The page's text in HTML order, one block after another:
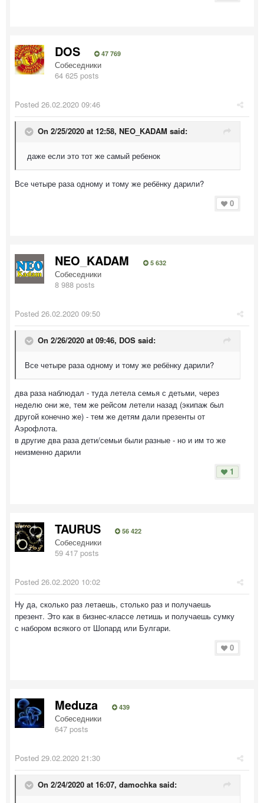
DOS 47 769
Собеседники
64 625 posts
Posted 26.02.2020 09:46
On 2/25/2020 at 12:58, NEO_KADAM said:
даже если это тот же самый ребенок
Все четыре раза одному и тому же ребёнку дарили?
0
NEO_KADAM 5 632
Собеседники
8 988 posts
Posted 26.02.2020 09:50
On 2/26/2020 at 09:46, DOS said:
Все четыре раза одному и тому же ребёнку дарили?
два раза наблюдал - туда летела семья с детьми, через
неделю они же, тем же рейсом летели назад (экипаж был
другой конечно же) - тем же детям дали презенты от
Аэрофлота.
в другие два раза дети/семьи были разные - но и им то же
неизменно дарили
1
TAURUS 56 422
Собеседники
59 417 posts
Posted 26.02.2020 10:02
Ну да, сколько раз летаешь, столько раз и получаешь
презент. Это как в бизнес-классе летишь и получаешь сумку
с набором всякого от Шопард или Булгари.
0
Meduza 439
Собеседники
647 posts
Posted 29.02.2020 21:30
On 2/24/2020 at 16:07, damochka said: